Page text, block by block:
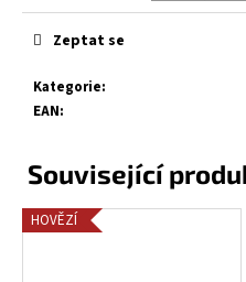
Kategorie:
EAN:
Zeptat se
HOVĚZÍ